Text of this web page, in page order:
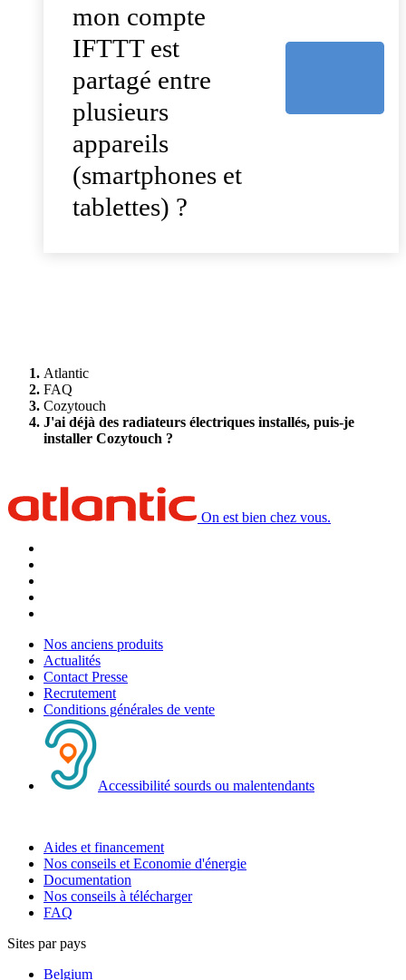
mon compte
IFTTT est
partagé entre
plusieurs
appareils
(smartphones et
tablettes) ?
Atlantic
FAQ
Cozytouch
J'ai déjà des radiateurs électriques installés, puis-je
installer Cozytouch ?
On est bien chez vous.
Nos anciens produits
Actualités
Contact Presse
Recrutement
Conditions générales de vente
Accessibilité sourds ou malentendants
Aides et financement
Nos conseils et Economie d'énergie
Documentation
Nos conseils à télécharger
FAQ
Sites par pays
Belgium